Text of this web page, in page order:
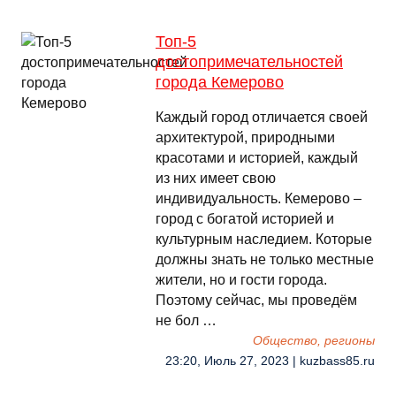
Топ-5
достопримечательностей
города Кемерово
Каждый город отличается своей
архитектурой, природными
красотами и историей, каждый
из них имеет свою
индивидуальность. Кемерово –
город с богатой историей и
культурным наследием. Которые
должны знать не только местные
жители, но и гости города.
Поэтому сейчас, мы проведём
не бол …
Общество, регионы
23:20, Июль 27, 2023 | kuzbass85.ru